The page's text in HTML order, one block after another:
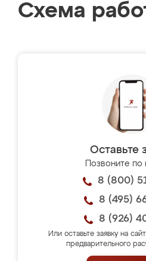
Схема
Оставьте
Позвоните
8 (800)
8 (495)
8 (926)
Или оставьте заявку на
предварительного